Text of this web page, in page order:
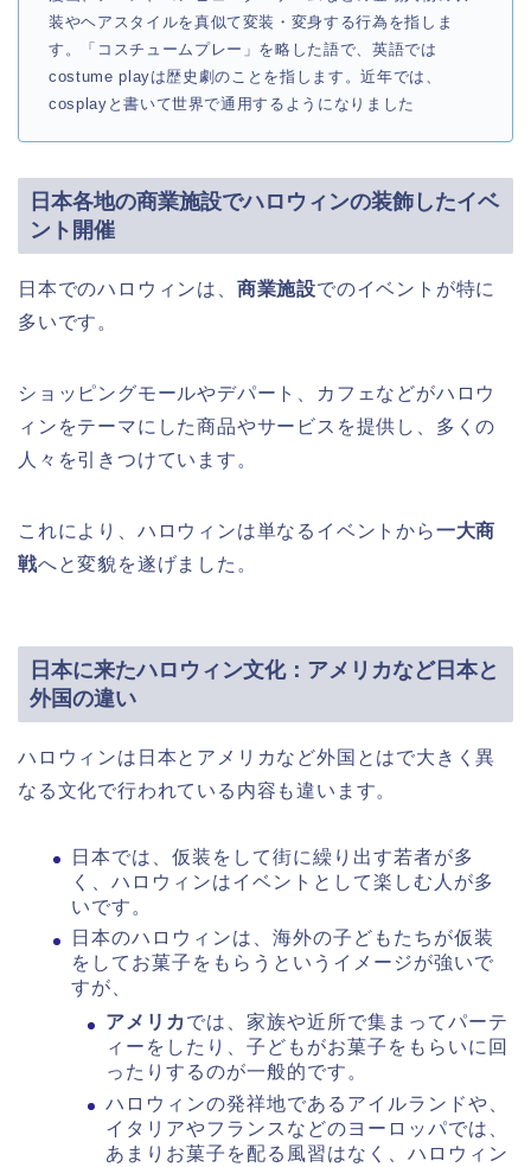
装やヘアスタイルを真似て変装・変身する行為を指しま
す。「コスチュームプレー」を略した語で、英語では
costume playは歴史劇のことを指します。近年では、
cosplayと書いて世界で通用するようになりました
日本各地の商業施設でハロウィンの装飾したイベ
ント開催
日本でのハロウィンは、 商業施設でのイベントが特に
多いです。
ショッピングモールやデパート、カフェなどがハロウ
ィンをテーマにした商品やサービスを提供し、多くの
人々を引きつけています。
これにより、ハロウィンは単なるイベントから一大商
戦へと変貌を遂げました。
日本に来たハロウィン文化：アメリカなど日本と
外国の違い
ハロウィンは日本とアメリカなど外国とはで大きく異
なる文化で行われている内容も違います。
日本では、仮装をして街に繰り出す若者が多
く、ハロウィンはイベントとして楽しむ人が多
いです。
日本のハロウィンは、海外の子どもたちが仮装
をしてお菓子をもらうというイメージが強いで
すが、
アメリカ では、家族や近所で集まってパーテ
ィーをしたり、子どもがお菓子をもらいに回
ったりするのが一般的です。
ハロウィンの発祥地であるアイルランドや、
イタリアやフランスなどのヨーロッパでは、
あまりお菓子を配る風習はなく、ハロウィン